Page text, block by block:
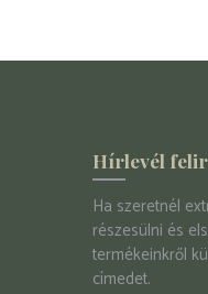
Hírlevél
Ha szeretnél
részesülni és
termékeinkről
címedet.